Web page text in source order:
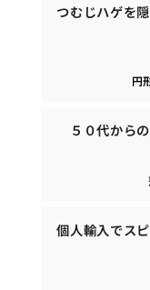
つむじハゲを
円
５０代から
個人輸入でス